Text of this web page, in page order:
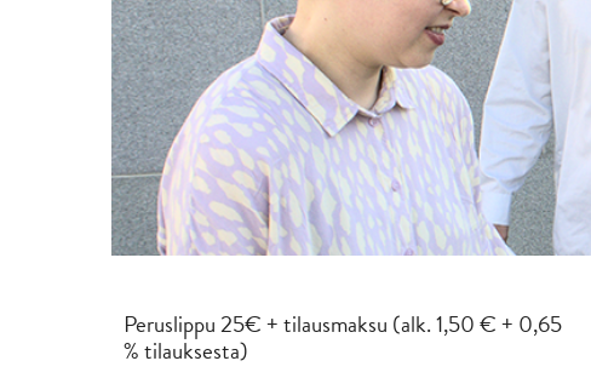
Peruslippu 25€ + tilausmaksu (alk. 1,50 € + 0,65
% tilauksesta)